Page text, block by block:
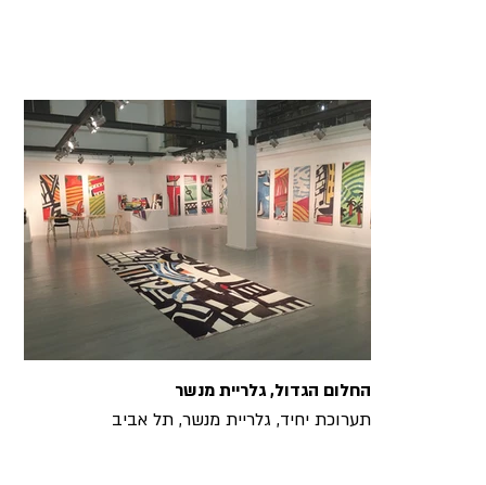
החלום הגדול, גלריית מנשר
תערוכת יחיד, גלריית מנשר, תל אביב